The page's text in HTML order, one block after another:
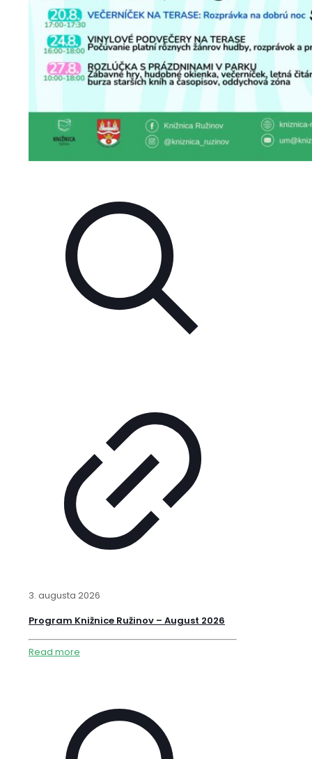
3. augusta 2026
Program Knižnice Ružinov – August 2026
Read more